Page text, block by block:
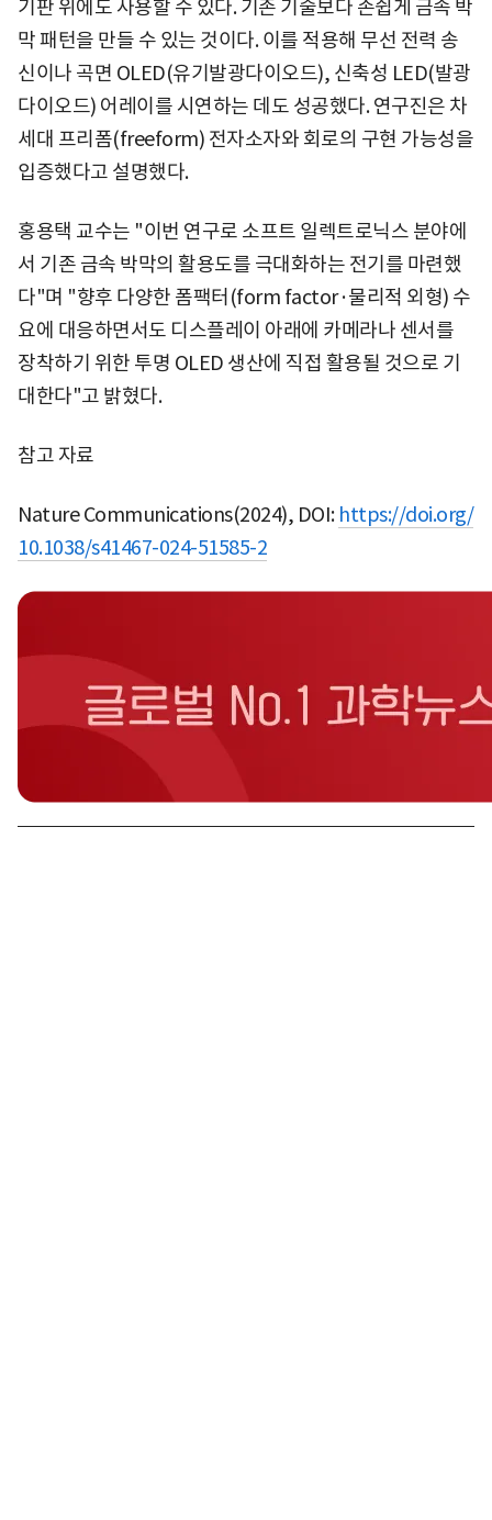
기판 위에도 사용할 수 있다. 기존 기술보다 손쉽게 금속 박
막 패턴을 만들 수 있는 것이다. 이를 적용해 무선 전력 송
신이나 곡면 OLED(유기발광다이오드), 신축성 LED(발광
다이오드) 어레이를 시연하는 데도 성공했다. 연구진은 차
세대 프리폼(freeform) 전자소자와 회로의 구현 가능성을
입증했다고 설명했다.
홍용택 교수는 "이번 연구로 소프트 일렉트로닉스 분야에
서 기존 금속 박막의 활용도를 극대화하는 전기를 마련했
다"며 "향후 다양한 폼팩터(form factor·물리적 외형) 수
요에 대응하면서도 디스플레이 아래에 카메라나 센서를
장착하기 위한 투명 OLED 생산에 직접 활용될 것으로 기
대한다"고 밝혔다.
참고 자료
Nature Communications(2024), DOI: https://doi.org/
10.1038/s41467-024-51585-2